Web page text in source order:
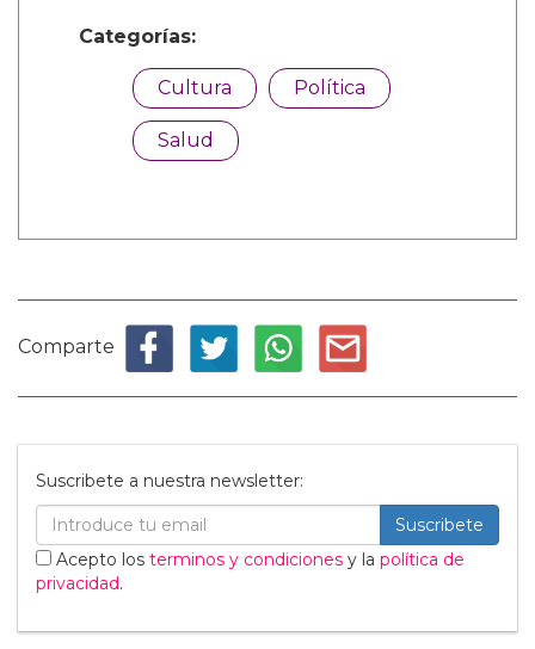
Categorías:
Cultura Política
Salud
Comparte
Suscribete a nuestra newsletter:
Suscribete
Acepto los terminos y condiciones y la política de
privacidad.